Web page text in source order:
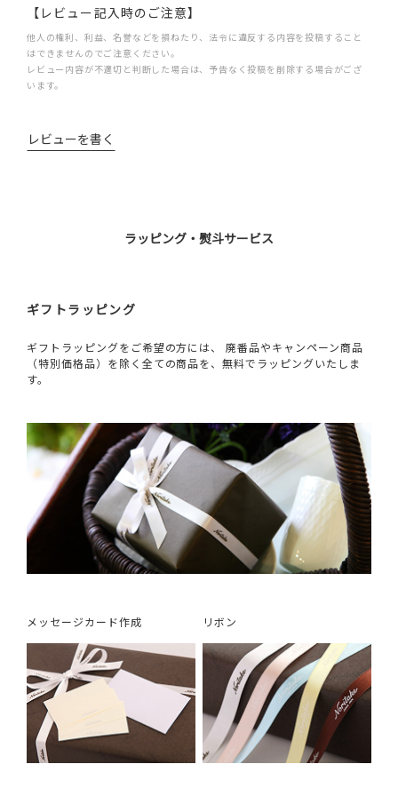
【レビュー記入時のご注意】
他人の権利、利益、名誉などを損ねたり、法令に違反する内容を投稿すること
はできませんのでご注意ください。
レビュー内容が不適切と判断した場合は、予告なく投稿を削除する場合がござ
います。
レビューを書く
ラッピング・熨斗サービス
ギフトラッピング
ギフトラッピングをご希望の方には、 廃番品やキャンペーン商品
（特別価格品）を除く全ての商品を、無料でラッピングいたしま
す。
メッセージカード作成 リボン